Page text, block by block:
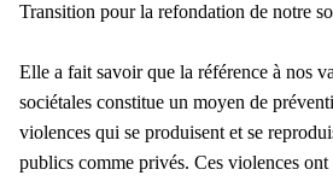
Transition pour la refondation de notre
Elle a fait savoir que la référence à nos
sociétales constitue un moyen de
violences qui se produisent et se
publics comme privés. Ces violences